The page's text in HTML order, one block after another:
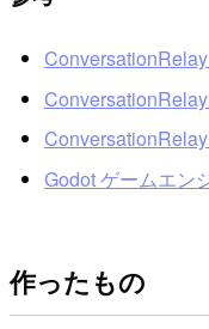
Godot ゲームエン
作ったもの